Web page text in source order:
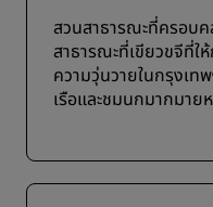
สวนสาธารณะที่ครอบ
สาธารณะที่เขียวขจีที่
ความวุ่นวายในกรุงเท
เรือและชมนกมากมาย